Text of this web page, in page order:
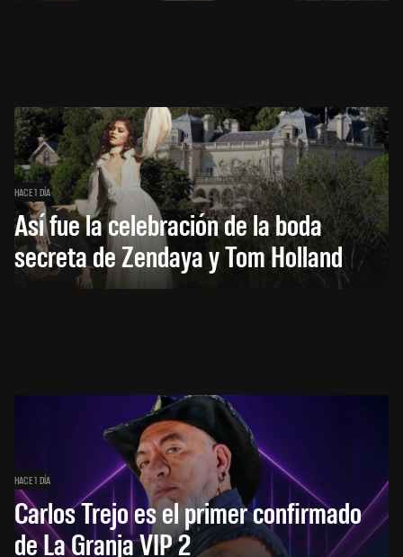
HACE 1 DÍA
Así fue la celebración de la boda
secreta de Zendaya y Tom Holland
HACE 1 DÍA
Carlos Trejo es el primer confirmado
de La Granja VIP 2